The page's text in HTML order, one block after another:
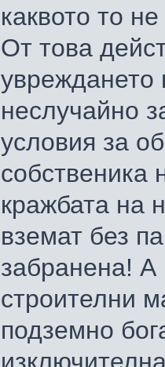
каквото то
От това
увреждането
неслучайно
условия за
собственика
кражбата на
вземат без
забранена! А
строителни
подземно